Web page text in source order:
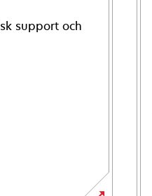
support och